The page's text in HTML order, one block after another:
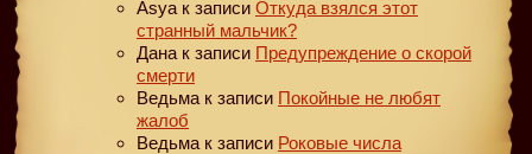
Asya к записи Откуда взялся этот
странный мальчик?
Дана к записи Предупреждение о скорой
смерти
Ведьма к записи Покойные не любят
жалоб
Ведьма к записи Роковые числа